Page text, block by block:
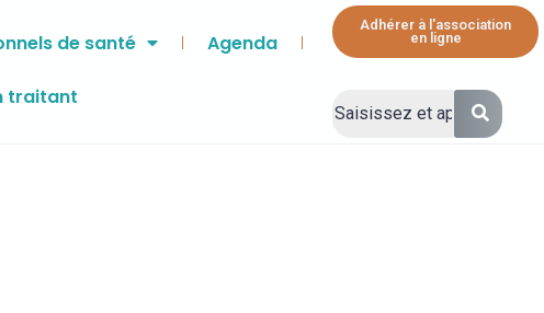
de santé
Agenda
traitant
Adhérer à l'association
en ligne